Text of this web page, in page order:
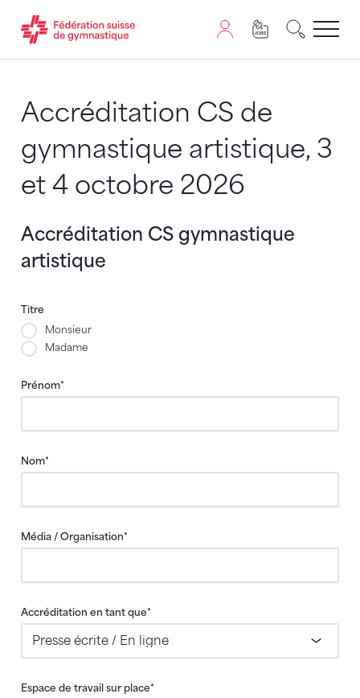
Accréditation CS de
gymnastique artistique, 3
et 4 octobre 2026
Accréditation CS gymnastique
artistique
Accréditation CS gymnastique artistique par équipes
Titre
Monsieur
Madame
Prénom*
Nom*
Média / Organisation*
Accréditation en tant que*
Espace de travail sur place*